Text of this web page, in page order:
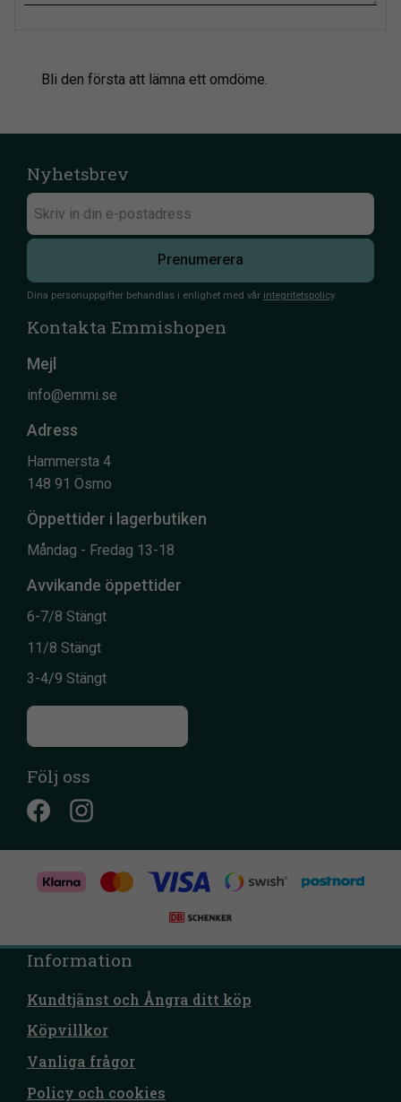
Bli den första att lämna ett omdöme.
Nyhetsbrev
Prenumerera
Dina personuppgifter behandlas i enlighet med vår integritetspolicy.
Kontakta Emmishopen
Mejl
info@emmi.se
Adress
Hammersta 4
148 91 Ösmo
Öppettider i lagerbutiken
Måndag - Fredag 13-18
Avvikande öppettider
6-7/8 Stängt
11/8 Stängt
3-4/9 Stängt
Följ oss
Information
Kundtjänst och Ångra ditt köp
Köpvillkor
Vanliga frågor
Policy och cookies